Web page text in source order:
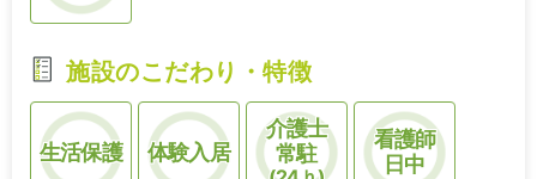
施設のこだわり・特徴
生活保護 体験入居
介護士
常駐
看護師
日中